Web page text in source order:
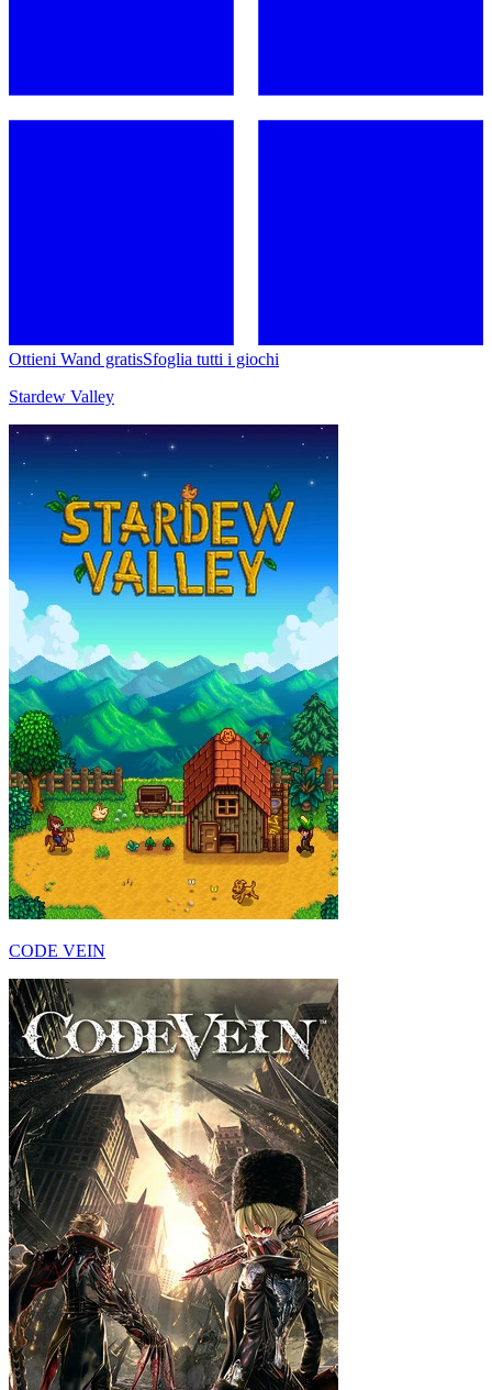
Ottieni Wand gratisSfoglia tutti i giochi
Stardew Valley
CODE VEIN